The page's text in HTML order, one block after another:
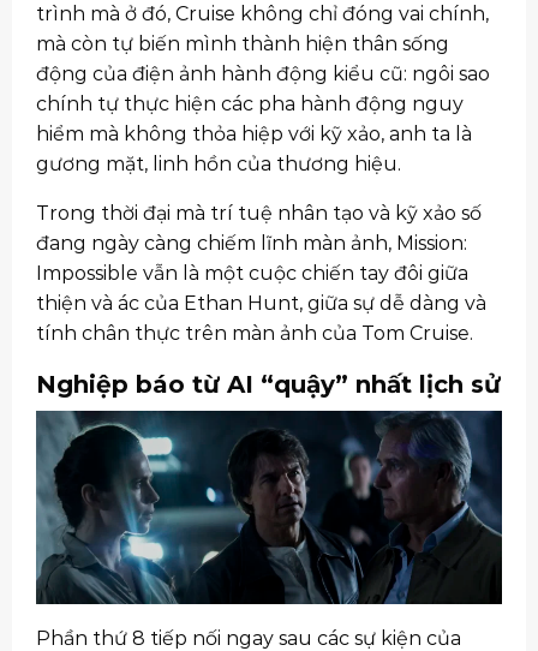
trình mà ở đó, Cruise không chỉ đóng vai chính,
mà còn tự biến mình thành hiện thân sống
động của điện ảnh hành động kiểu cũ: ngôi sao
chính tự thực hiện các pha hành động nguy
hiểm mà không thỏa hiệp với kỹ xảo, anh ta là
gương mặt, linh hồn của thương hiệu.
Trong thời đại mà trí tuệ nhân tạo và kỹ xảo số
đang ngày càng chiếm lĩnh màn ảnh, Mission:
Impossible vẫn là một cuộc chiến tay đôi giữa
thiện và ác của Ethan Hunt, giữa sự dễ dàng và
tính chân thực trên màn ảnh của Tom Cruise.
Nghiệp báo từ AI “quậy” nhất lịch sử
Phần thứ 8 tiếp nối ngay sau các sự kiện của